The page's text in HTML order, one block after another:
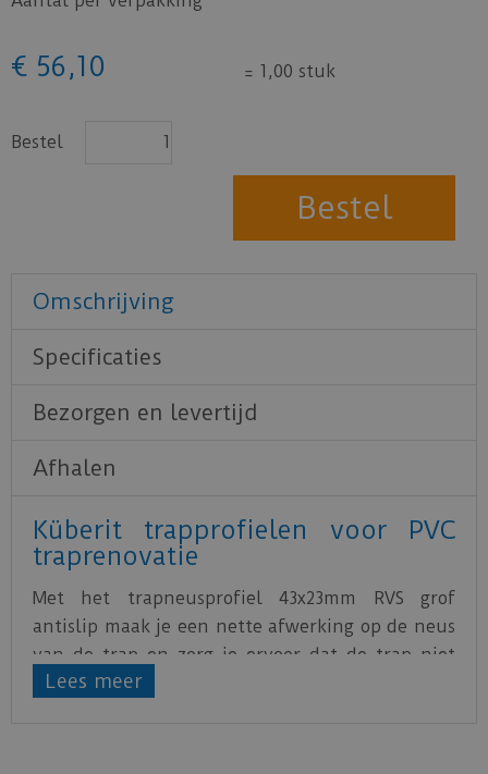
€ 56 ,10 = 1,00 stuk
Bestel
Omschrijving
Specificaties
Bezorgen en levertijd
Afhalen
Küberit trapprofielen voor PVC
traprenovatie
Met het trapneusprofiel 43x23mm RVS grof
antislip maak je een nette afwerking op de neus
van de trap en zorg je ervoor dat de trap niet
snel beschadigd. De bovenkant van het profiel
Lees meer